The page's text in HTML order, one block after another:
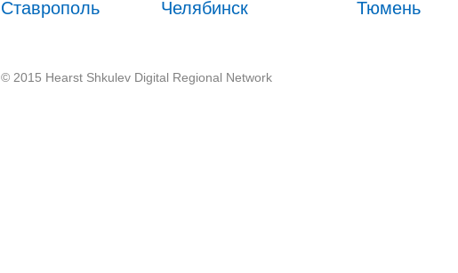
Ставрополь Челябинск Тюмень
© 2015 Hearst Shkulev Digital Regional Network